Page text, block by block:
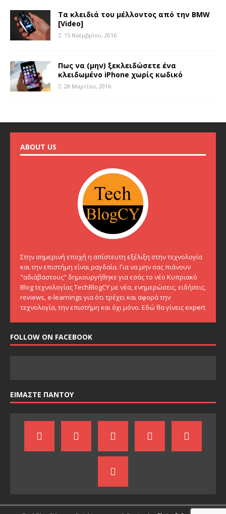
Τα κλειδιά του μέλλοντος από την BMW
[Video]
15 Νοεμβρίου, 2016
Πως να (μην) ξεκλειδώσετε ένα
κλειδωμένο iPhone χωρίς κωδικό
28 Μαρτίου, 2016
ABOUT US
Στην σημερινή εποχή η απίστευτη εξέλιξη στην τεχνολογία
και την επιστήμη είναι ραγδαία. Για να μην σας πιάνουν
"αδιάβαστους" δημιουργήθηκε για εσάς το νέο Κυπριακό
Blog τεχνολογίας TechBlogCY με νέα, ενημερώσεις, ειδήσεις,
reviews, e-learnings για ότι τρέχει και αφορά την
τεχνολογία, την επιστήμη και όχι μόνο. Εδώ θα γίνεις expert
FOLLOW ON FACEBOOK
ΕΙΜΑΣΤΕ ΠΑΝΤΟΥ